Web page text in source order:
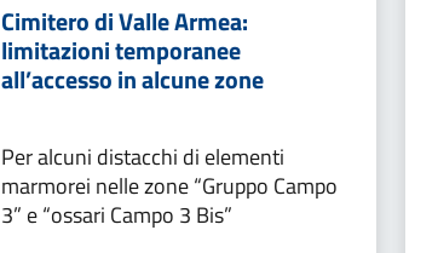
Cimitero di Valle Armea:
limitazioni temporanee
all’accesso in alcune zone
Per alcuni distacchi di elementi
marmorei nelle zone “Gruppo Campo
3” e “ossari Campo 3 Bis”